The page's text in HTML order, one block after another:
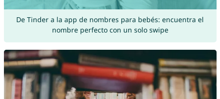
De Tinder a la app de nombres para bebés: encuentra el
nombre perfecto con un solo swipe